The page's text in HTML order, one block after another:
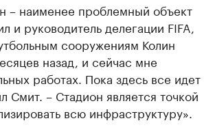
– наименее проблемный объект
руководитель делегации FIFA,
сооружениям Колин
назад, и сейчас мне
работах. Пока здесь все идет
Смит. – Стадион является точкой
всю инфраструктуру».